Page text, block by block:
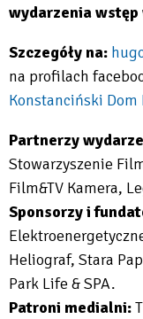
in
tab
in
tab
open
new
tab
wydarzenia wstęp
Szczegóły na:
Will
open
new
tab
Will
open
new
tab
na profilach
Will
in
new
tab
Konstanciński Dom
open
in
new
tab
Partnerzy
Stowarzyszenie
Film&TV Kamera,
Sponsorzy i
Heliograf, Stara
Park Life & SPA.
Patroni medialni: